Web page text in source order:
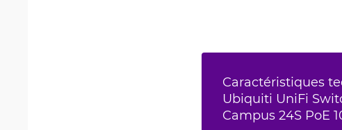
Caractéristiques
Ubiquiti UniFi
Campus 24S PoE